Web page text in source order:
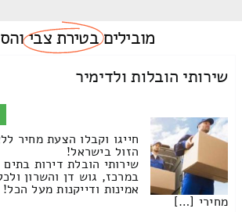
מוביליםבטירת צבי
שירותי הובלות ולדימיר
חייגו וקבלו הצעת מחיר
הזול בישראל!
שירותי הובלת דירות
במרכז, גוש דן והשרון
אמינות ודייקנות מעל הכל!
מחירי […]